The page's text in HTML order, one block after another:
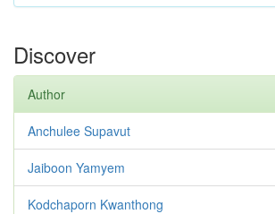
Discover
Author
Anchulee Supavut
Jaiboon Yamyem
Kodchaporn Kwanthong